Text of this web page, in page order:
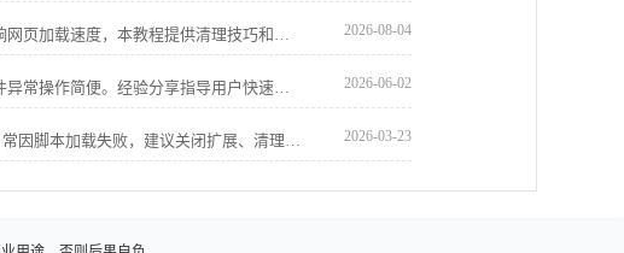
Chrome浏览器缓存占用会影响网页加载速度，本教程提供清理技巧和操作方法，包括插件辅助和设置优化，帮助用户显著提升浏览效率。 2026-08-04
Chrome浏览器便携版启动插件异常操作简便。经验分享指导用户快速处理异常，提高操作效率，保证整体使用体验顺畅可靠。 2026-06-02
谷歌浏览器下载页面无响应，常因脚本加载失败，建议关闭扩展、清理缓存并检查网络状态改善体验。 2026-03-23